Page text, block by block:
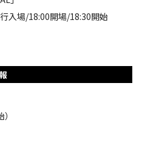
入場/18:00開場/18:30開始